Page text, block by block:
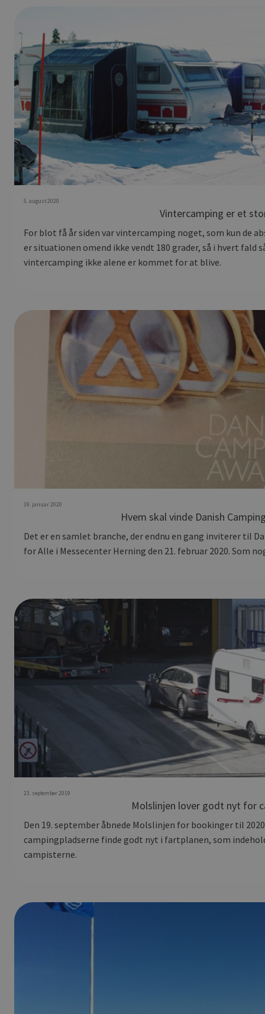
5. august 2020
Vintercamping er et
For blot få år siden var vintercamping noget, som kun de
er situationen omend ikke vendt 180 grader, så i hvert fald
vintercamping ikke alene er kommet for at blive.
19. januar 2020
Hvem skal vinde Danish
Det er en samlet branche, der endnu en gang inviterer til
for Alle i Messecenter Herning den 21. februar 2020. Som
23. september 2019
Molslinjen lover godt nyt for
Den 19. september åbnede Molslinjen for bookinger til
campingpladserne finde godt nyt i fartplanen, som
campisterne.